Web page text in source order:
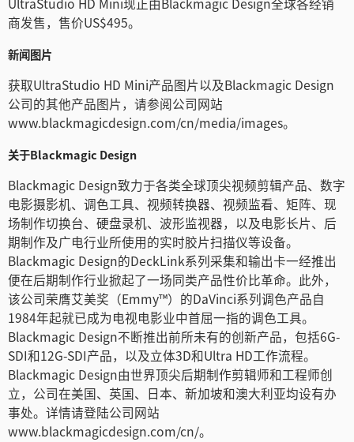
UltraStudio HD Mini现正由Blackmagic Design全球各经销
商发售，售价US$495。
新闻图片
获取UltraStudio HD Mini产品图片以及Blackmagic Design
公司的其他产品图片，请参阅公司网站
www.blackmagicdesign.com/cn/media/images。
关于Blackmagic Design
Blackmagic Design致力于各类全球顶尖视频剪辑产品、数字
电影摄影机、调色工具、视频转换器、视频监看、矩阵、现
场制作切换台、硬盘录机、波形监视器，以及电影长片、后
期制作及广电行业所使用的实时胶片扫描仪等设备。
Blackmagic Design的DeckLink系列采集和输出卡一经推出
便在后期制作行业掀起了一场同类产品性价比革命。此外，
该公司荣膺艾美奖（Emmy™）的DaVinci系列调色产品自
1984年起就已成为电视电影业中首屈一指的调色工具。
Blackmagic Design不断推出前所未有的创新产品，包括6G-
SDI和12G-SDI产品，以及立体3D和Ultra HD工作流程。
Blackmagic Design由世界顶尖后期制作剪辑师和工程师创
立，公司在美国、英国、日本、新加坡和澳大利亚均设有办
事处。详情请登陆公司网站
www.blackmagicdesign.com/cn/。